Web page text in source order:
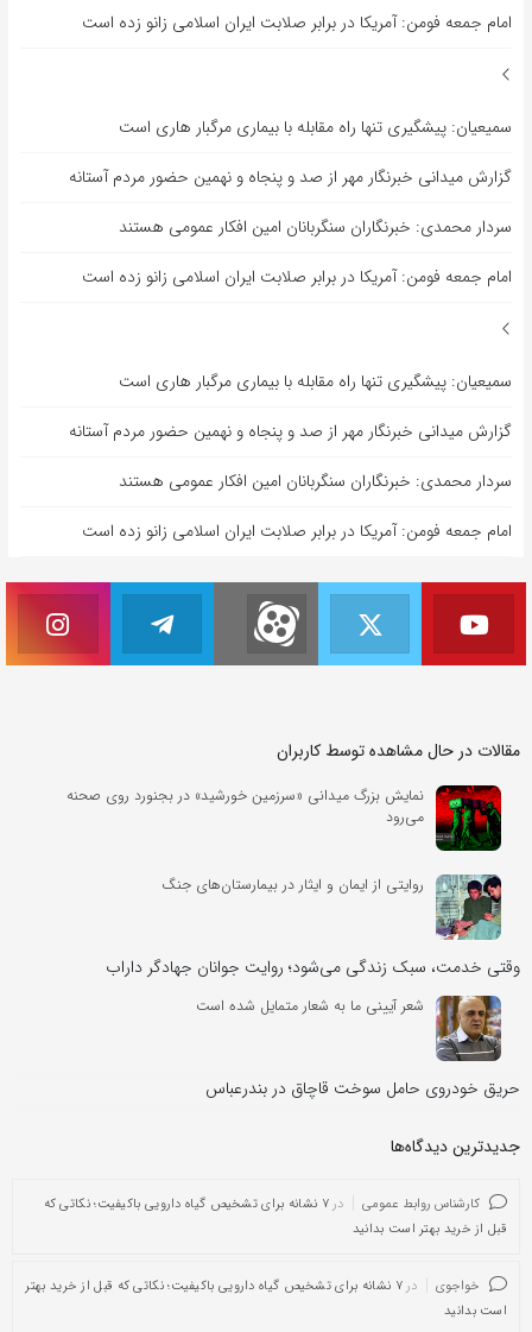
امام جمعه فومن: آمریکا در برابر صلابت ایران اسلامی زانو زده است
سمیعیان: پیشگیری تنها راه مقابله با بیماری مرگبار هاری است
گزارش میدانی خبرنگار مهر از صد و پنجاه و نهمین حضور مردم آستانه
سردار محمدی: خبرنگاران سنگربانان امین افکار عمومی هستند
امام جمعه فومن: آمریکا در برابر صلابت ایران اسلامی زانو زده است
سمیعیان: پیشگیری تنها راه مقابله با بیماری مرگبار هاری است
گزارش میدانی خبرنگار مهر از صد و پنجاه و نهمین حضور مردم آستانه
سردار محمدی: خبرنگاران سنگربانان امین افکار عمومی هستند
امام جمعه فومن: آمریکا در برابر صلابت ایران اسلامی زانو زده است
مقالات در حال مشاهده توسط کاربران
نمایش بزرگ میدانی «سرزمین خورشید» در بجنورد روی صحنه
می‌رود
روایتی از ایمان و ایثار در بیمارستان‌های جنگ
وقتی خدمت، سبک زندگی می‌شود؛ روایت جوانان جهادگر داراب
شعر آیینی ما به شعار متمایل شده است
حریق خودروی حامل سوخت قاچاق در بندرعباس
جدیدترین دیدگاه‌‌ها
کارشناس روابط عمومی در
۷ نشانه برای تشخیص گیاه دارویی باکیفیت؛ نکاتی که
قبل از خرید بهتر است بدانید
خواجوی در
۷ نشانه برای تشخیص گیاه دارویی باکیفیت؛ نکاتی که قبل از خرید بهتر
است بدانید